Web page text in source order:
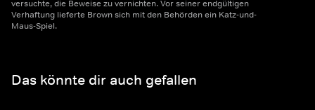
versuchte, die Beweise zu vernichten. Vor seiner endgültigen
Verhaftung lieferte Brown sich mit den Behörden ein Katz-und-
Maus-Spiel.
Das könnte dir auch gefallen